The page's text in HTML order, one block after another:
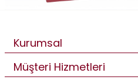
Kurumsal
Müşteri Hizmetleri